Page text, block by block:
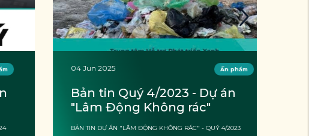
04 Jun 2025 Ấn phẩm
Bản tin Quý 4/2023 - Dự án
"Lâm Động Không rác"
BẢN TIN DỰ ÁN "LÂM ĐỘNG KHÔNG RÁC" - QUÝ 4/2023